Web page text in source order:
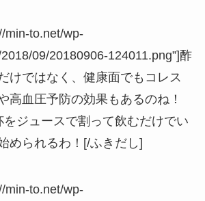
min-to.net/wp-
09/20180906-124011.png”]酢
けではなく、健康面でもコレス
高血圧予防の効果もあるのね！
をジュースで割って飲むだけでい
められるわ！[/ふきだし]
min-to.net/wp-